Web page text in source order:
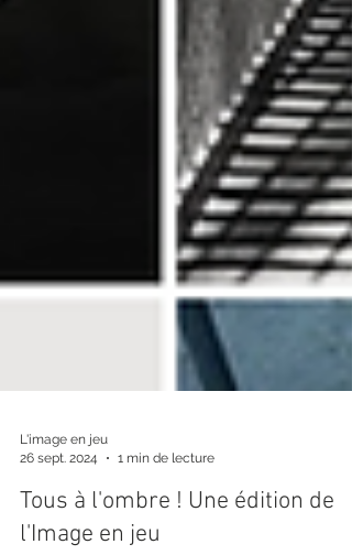
L'image en jeu
26 sept. 2024
1 min de lecture